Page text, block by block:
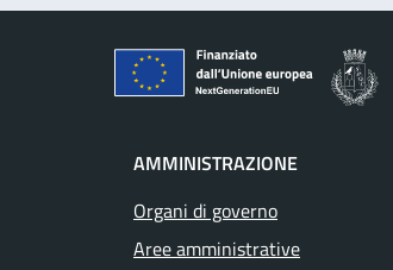
AMMINISTRAZIONE
Organi di governo
Aree amministrative